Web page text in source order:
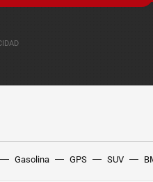
Gasolina GPS SUV